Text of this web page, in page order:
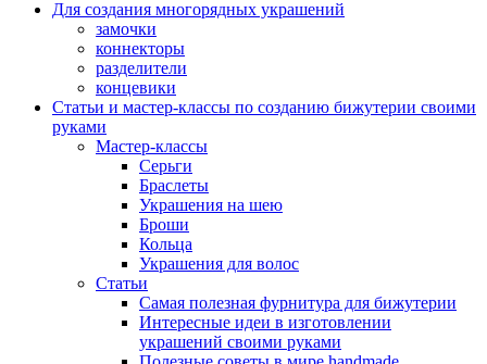
Для создания многорядных украшений
замочки
коннекторы
разделители
концевики
Статьи и мастер-классы по созданию бижутерии своими
руками
Мастер-классы
Серьги
Браслеты
Украшения на шею
Броши
Кольца
Украшения для волос
Статьи
Самая полезная фурнитура для бижутерии
Интересные идеи в изготовлении
украшений своими руками